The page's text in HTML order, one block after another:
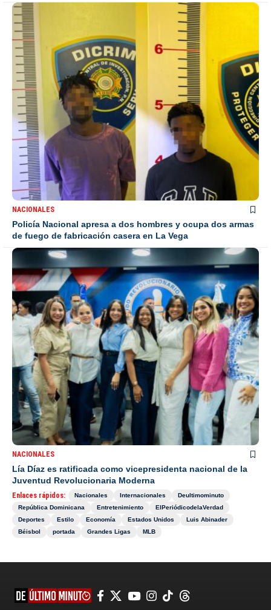
NACIONALES
Policía Nacional apresa a dos hombres y ocupa dos armas
de fuego de fabricación casera en La Vega
NACIONALES
Lía Díaz es ratificada como vicepresidenta nacional de la
Juventud Revolucionaria Moderna
Enlaces rápidos: Nacionales Internacionales
Deultimominuto
República Dominicana
Entretenimiento
ElPeriódicodelaVerdad
Deportes
Estilo Economía Estados Unidos
Luis Abinader
Béisbol
portada Grandes Ligas MLB